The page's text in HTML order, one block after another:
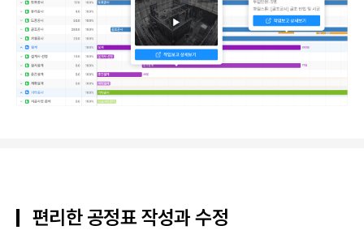
편리한 공정표 작성과 수정